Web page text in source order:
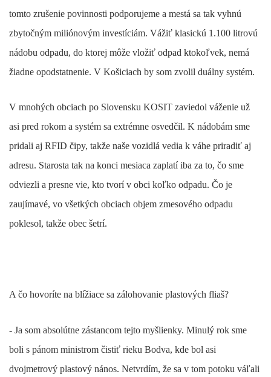
tomto zrušenie povinnosti podporujeme a mestá sa tak vyhnú
zbytočným miliónovým investíciám. Vážiť klasickú 1.100 litrovú
nádobu odpadu, do ktorej môže vložiť odpad ktokoľvek, nemá
žiadne opodstatnenie. V Košiciach by som zvolil duálny systém.
V mnohých obciach po Slovensku KOSIT zaviedol váženie už
asi pred rokom a systém sa extrémne osvedčil. K nádobám sme
pridali aj RFID čipy, takže naše vozidlá vedia k váhe priradiť aj
adresu. Starosta tak na konci mesiaca zaplatí iba za to, čo sme
odviezli a presne vie, kto tvorí v obci koľko odpadu. Čo je
zaujímavé, vo všetkých obciach objem zmesového odpadu
poklesol, takže obec šetrí.
A čo hovoríte na blížiace sa zálohovanie plastových fliaš?
- Ja som absolútne zástancom tejto myšlienky. Minulý rok sme
boli s pánom ministrom čistiť rieku Bodva, kde bol asi
dvojmetrový plastový nános. Netvrdím, že sa v tom potoku váľali